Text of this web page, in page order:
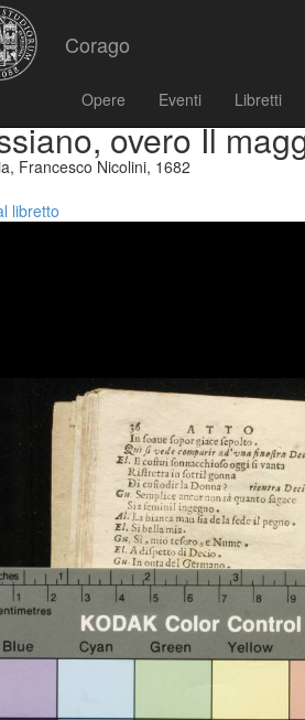
Corago
Opere Eventi Libretti
overo Il
Francesco Nicolini, 1682
libretto